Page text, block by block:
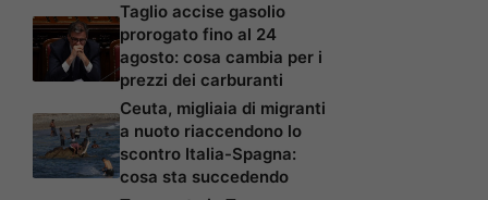
Taglio accise gasolio
prorogato fino al 24
agosto: cosa cambia per i
prezzi dei carburanti
Ceuta, migliaia di migranti
a nuoto riaccendono lo
scontro Italia-Spagna:
cosa sta succedendo